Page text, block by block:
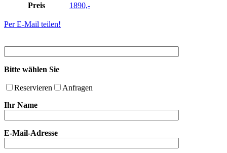
Preis 1890,-
Per E-Mail teilen!
Bitte wählen Sie
Reservieren
Anfragen
Ihr Name
E-Mail-Adresse